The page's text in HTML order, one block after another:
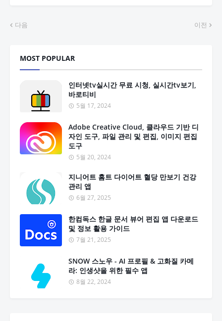
다음 이전
MOST POPULAR
인터넷tv실시간 무료 시청, 실시간tv보기,
바로티비
5월 17, 2024
Adobe Creative Cloud, 클라우드 기반 디
자인 도구, 파일 관리 및 편집, 이미지 편집
도구
5월 20, 2024
지니어트 홈트 다이어트 혈당 만보기 건강
관리 앱
6월 27, 2025
한컴독스 한글 문서 뷰어 편집 앱 다운로드
및 정보 활용 가이드
7월 21, 2025
SNOW 스노우 - AI 프로필 & 고화질 카메
라: 인생샷을 위한 필수 앱
8월 22, 2024